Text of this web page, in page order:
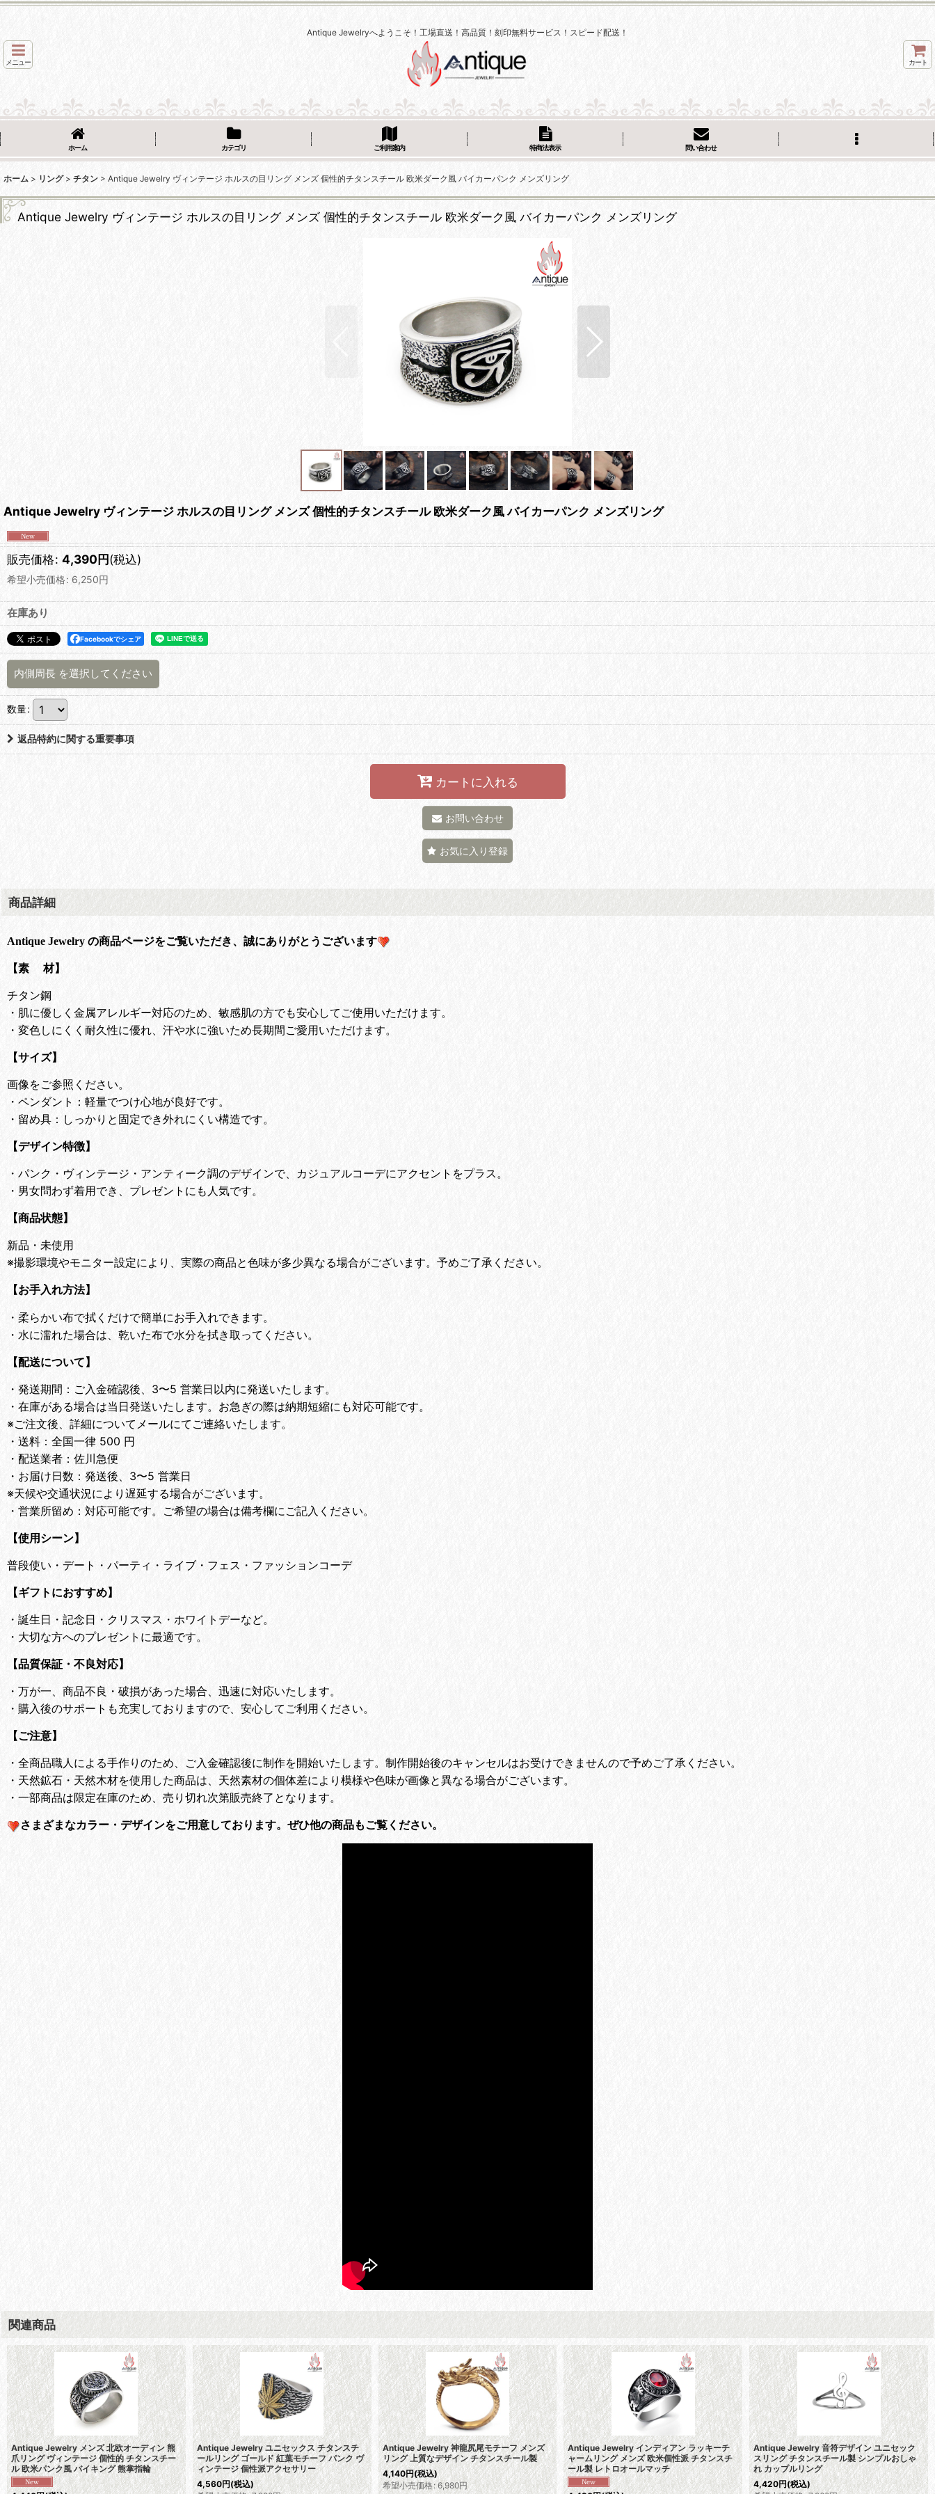
Antique Jewelryへようこそ！工場直送！高品質！刻印無料サービス！スピード配送！
メニュー カート
ホーム カテゴリ ご利用案内 特商法表示 問い合わせ
ホーム > リング > チタン > Antique Jewelry ヴィンテージ ホルスの目リング メンズ 個性的チタンスチール 欧米ダーク風 バイカーパンク メンズリング
Antique Jewelry ヴィンテージ ホルスの目リング メンズ 個性的チタンスチール 欧米ダーク風 バイカーパンク メンズリング
Antique Jewelry ヴィンテージ ホルスの目リング メンズ 個性的チタンスチール 欧米ダーク風 バイカーパンク メンズリング
販売価格: 4,390円(税込)
希望小売価格: 6,250円
在庫あり
Facebookでシェア
内側周長 を選択してください
数量:
返品特約に関する重要事項
カートに入れる
お問い合わせ
お気に入り登録
商品詳細
Antique Jewelry の商品ページをご覧いただき、誠にありがとうございます
【素 材】
チタン鋼
・肌に優しく金属アレルギー対応のため、敏感肌の方でも安心してご使用いただけます。
・変色しにくく耐久性に優れ、汗や水に強いため長期間ご愛用いただけます。
【サイズ】
画像をご参照ください。
・ペンダント：軽量でつけ心地が良好です。
・留め具：しっかりと固定でき外れにくい構造です。
【デザイン特徴】
・ パンク・ヴィンテージ・アンティーク調のデザインで、カジュアルコーデにアクセントをプラス。
・ 男女問わず着用でき、プレゼントにも人気です。
【商品状態】
新品・未使用
※撮影環境やモニター設定により、実際の商品と色味が多少異なる場合がございます。予めご了承ください。
【お手入れ方法】
・ 柔らかい布で拭くだけで簡単にお手入れできます。
・ 水に濡れた場合は、乾いた布で水分を拭き取ってください。
【配送について】
・ 発送期間：ご入金確認後、3〜5 営業日以内に発送いたします。
・ 在庫がある場合は当日発送いたします。お急ぎの際は納期短縮にも対応可能です。
※ご注文後、詳細についてメールにてご連絡いたします。
・ 送料：全国一律 500 円
・ 配送業者：佐川急便
・ お届け日数：発送後、3〜5 営業日
※天候や交通状況により遅延する場合がございます。
・ 営業所留め：対応可能です。ご希望の場合は備考欄にご記入ください。
【使用シーン】
普段使い・デート・パーティ・ライブ・フェス・ファッションコーデ
【ギフトにおすすめ】
・ 誕生日・記念日・クリスマス・ホワイトデーなど。
・ 大切な方へのプレゼントに最適です。
【品質保証・不良対応】
・ 万が一、商品不良・破損があった場合、迅速に対応いたします。
・ 購入後のサポートも充実しておりますので、安心してご利用ください。
【ご注意】
・全商品職人による手作りのため、ご入金確認後に制作を開始いたします。 制作開始後のキャンセルはお受けできませんので予めご了承ください。
・天然鉱石・天然木材を使用した商品は、天然素材の個体差により模様や色味が画像と異なる場合がございます。
・一部商品は限定在庫のため、売り切れ次第販売終了となります。
さまざまなカラー・デザインをご用意しております。 ぜひ他の商品もご覧ください。
関連商品
Antique Jewelry メンズ 北欧オーディン 熊
爪リング ヴィンテージ 個性的 チタンスチー
ル 欧米パンク風 バイキング 熊掌指輪
Antique Jewelry ユニセックス チタンスチ
ールリング ゴールド 紅葉モチーフ パンク ヴ
ィンテージ 個性派アクセサリー
4,560円(税込)
Antique Jewelry 神龍尻尾モチーフ メンズ
リング 上質なデザイン チタンスチール製
4,140円(税込)
希望小売価格: 6,980円
Antique Jewelry インディアン ラッキーチ
ャームリング メンズ 欧米個性派 チタンスチ
ール製 レトロオールマッチ
Antique Jewelry 音符デザイン ユニセック
スリング チタンスチール製 シンプルおしゃ
れ カップルリング
4,420円(税込)